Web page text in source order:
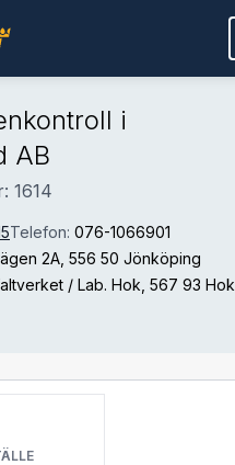
i
AB
1614
Telefon: 076-1066901
2A , 556 50 Jönköping
/ Lab. Hok , 567 93 Hok